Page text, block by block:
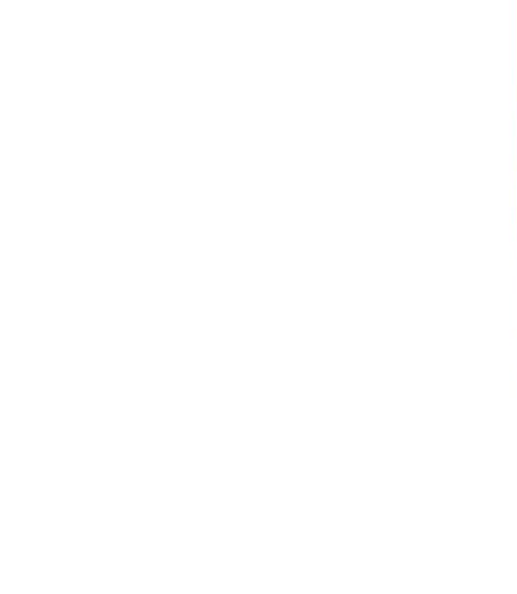
sua passione, suonare. Per l'obvaldese
di Radio SRF 1 e SRF Musikwelle, la musica gioca un
ma anche privatamente: l'ambiziosa clarinettista
di fiati Feldmusik di Sarnen. La società d'armonia
nella Super League della musica bandistica svizzera.